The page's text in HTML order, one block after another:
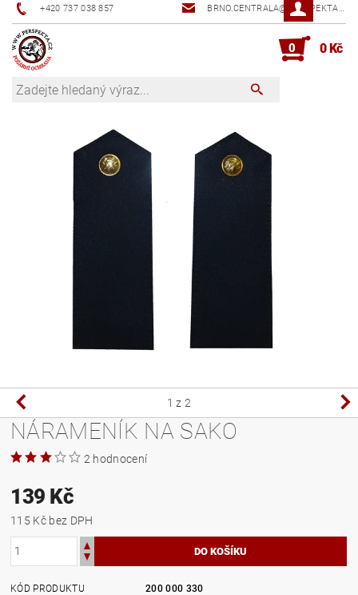
+420 737 038 857 BRNO.CENTRALA@PERSPEKTA.CZ
0 0 Kč
1 z 2
NÁRAMENÍK NA SAKO
2 hodnocení
139 Kč
115 Kč bez DPH
KÓD PRODUKTU
200 000 330